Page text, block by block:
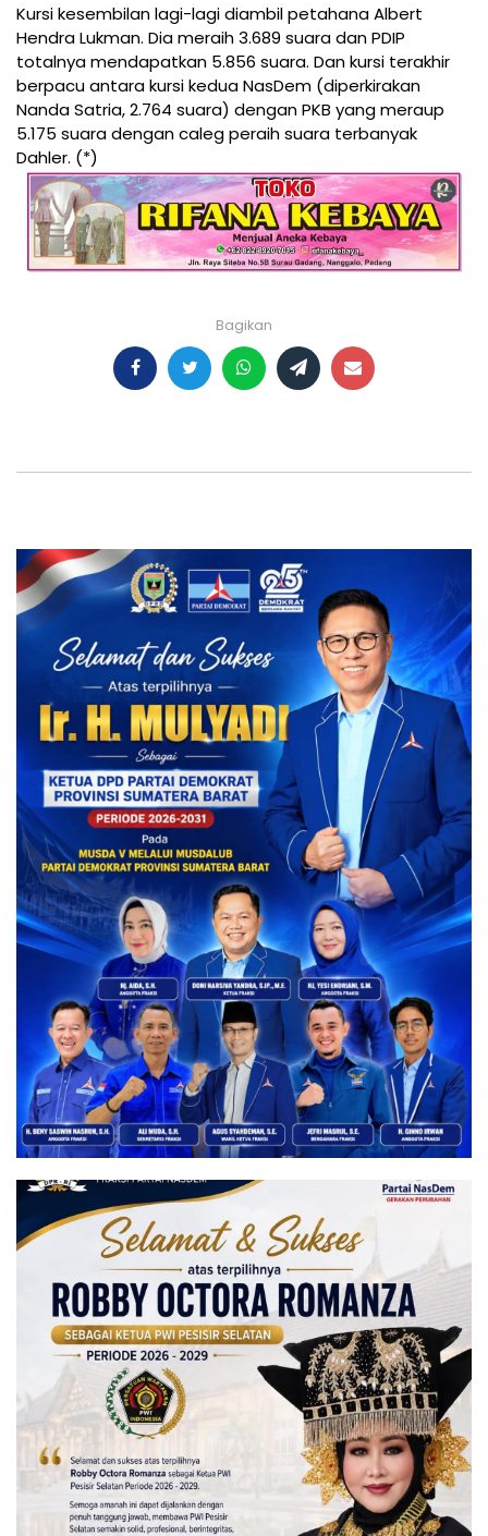
Kursi kesembilan lagi-lagi diambil petahana Albert
Hendra Lukman. Dia meraih 3.689 suara dan PDIP
totalnya mendapatkan 5.856 suara. Dan kursi terakhir
berpacu antara kursi kedua NasDem (diperkirakan
Nanda Satria, 2.764 suara) dengan PKB yang meraup
5.175 suara dengan caleg peraih suara terbanyak
Dahler. (*)
Bagikan